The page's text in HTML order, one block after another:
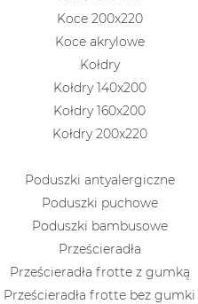
Koce 200x220
Koce akrylowe
Kołdry
Kołdry 140x200
Kołdry 160x200
Kołdry 200x220
Poduszki antyalergiczne
Poduszki puchowe
Poduszki bambusowe
Prześcieradła
Prześcieradła frotte z gumką
Prześcieradła frotte bez gumki